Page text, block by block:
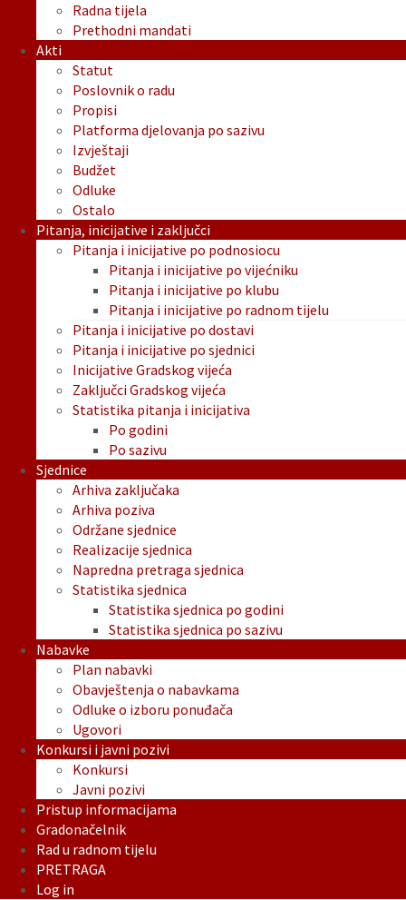
Radna tijela
Prethodni mandati
Akti
Statut
Poslovnik o radu
Propisi
Platforma djelovanja po sazivu
Izvještaji
Budžet
Odluke
Ostalo
Pitanja, inicijative i zaključci
Pitanja i inicijative po podnosiocu
Pitanja i inicijative po vijećniku
Pitanja i inicijative po klubu
Pitanja i inicijative po radnom tijelu
Pitanja i inicijative po dostavi
Pitanja i inicijative po sjednici
Inicijative Gradskog vijeća
Zaključci Gradskog vijeća
Statistika pitanja i inicijativa
Po godini
Po sazivu
Sjednice
Arhiva zaključaka
Arhiva poziva
Održane sjednice
Realizacije sjednica
Napredna pretraga sjednica
Statistika sjednica
Statistika sjednica po godini
Statistika sjednica po sazivu
Nabavke
Plan nabavki
Obavještenja o nabavkama
Odluke o izboru ponuđača
Ugovori
Konkursi i javni pozivi
Konkursi
Javni pozivi
Pristup informacijama
Gradonačelnik
Rad u radnom tijelu
PRETRAGA
Log in